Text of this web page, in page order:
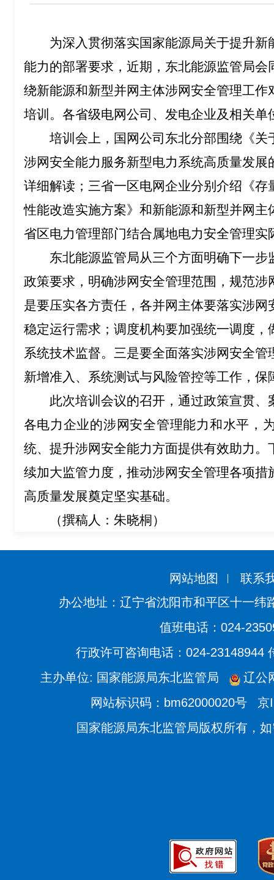
为深入贯彻落实国家能源局关于提升
能力的部署要求，近期，东北能源监管局
绕新能源和新型并网主体涉网安全管理工
培训。各省级电网公司、发电企业及相关单
培训会上，国网公司东北分部围绕《
涉网安全能力服务新型电力系统高质量发
详细解读；三省一区电网企业分别介绍《
性能改造实施方案》和新能源和新型并网
省区电力管理部门结合属地电力安全管理实
东北能源监管局从三个方面明确下一步
政策要求，明确涉网安全管理范围，规范
是要压实各方责任，各并网主体要落实涉
稳定运行需求；调度机构要加强统一调度
系统技术监督。三是要全面落实涉网安全
新增准入、系统测试与风险管控等工作，保
此次培训会议的召开，通过政策宣贯
各电力企业的涉网安全管理能力和水平 ，
统、提升涉网安全能力方面提供有效助力
续加大监管力度，推动涉网安全管理各项
高质量发展奠定坚实基础。
（撰稿人：朱晓桐）
网站地图
联系
办公地址：辽宁省沈阳市和平区十一纬
值班电话：024-
行政许可咨询电话：024-23148944
主办单位: 国家能源局东北监管局
辽公
网站标识码：bm62000020号
京
国家能源局东北监管局版权所有，